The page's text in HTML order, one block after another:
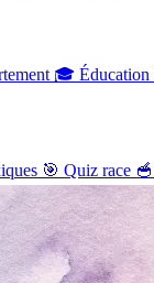
🎓 Éducation
🎯 Quiz race 🥣